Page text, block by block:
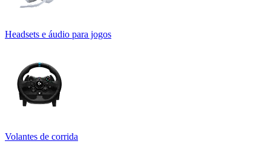
Headsets e áudio para jogos
Volantes de corrida